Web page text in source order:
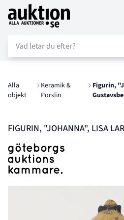
Auktion.se
Alla
objekt
Keramik &
Porslin
Figurin,
FIGURIN, "JOHANNA", LISA